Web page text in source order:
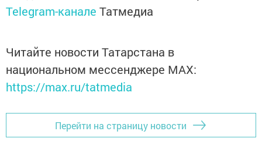
Telegram-канале Татмедиа
Читайте новости Татарстана в
национальном мессенджере MАХ:
https://max.ru/tatmedia
Перейти на страницу новости